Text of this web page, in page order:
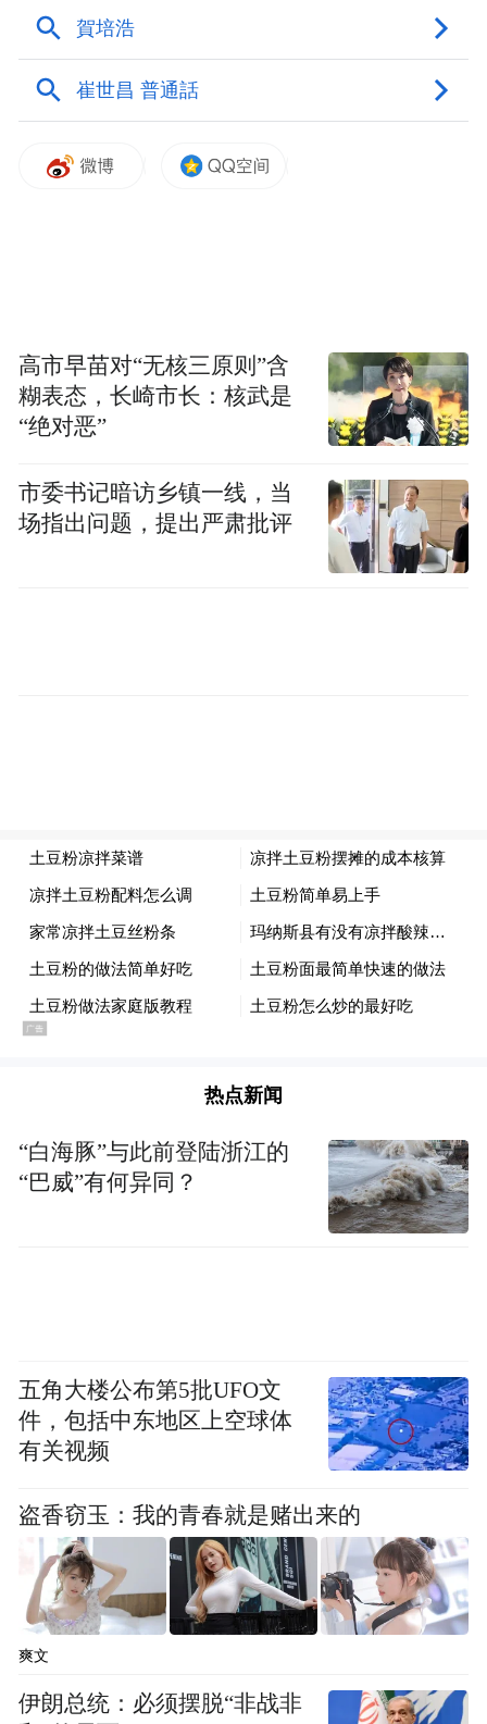
高市早苗对“无核三原则”含
糊表态，长崎市长：核武是
“绝对恶”
市委书记暗访乡镇一线，当
场指出问题，提出严肃批评
热点新闻
“白海豚”与此前登陆浙江的
“巴威”有何异同？
五角大楼公布第5批UFO文
件，包括中东地区上空球体
有关视频
盗香窃玉：我的青春就是赌出来的
爽文
伊朗总统：必须摆脱“非战非